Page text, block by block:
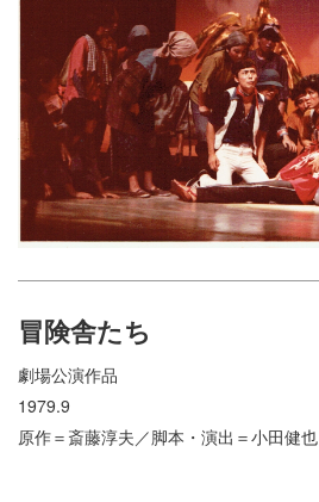
冒険舎たち
劇場公演作品
1979.9
原作＝斎藤淳夫／脚本・演出＝小田健也